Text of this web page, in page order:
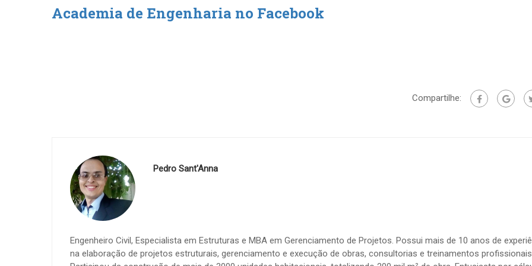
Academia de Engenharia no Facebook
Compartilhe:
Pedro Sant'Anna
Engenheiro Civil, Especialista em Estruturas e MBA em Gerenciamento de Projetos. Possui mais de 10 anos de
na elaboração de projetos estruturais, gerenciamento e execução de obras, consultorias e treinamentos